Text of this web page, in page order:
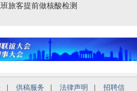
旅客提前做核酸检测
供稿服务 法律声明 招聘信